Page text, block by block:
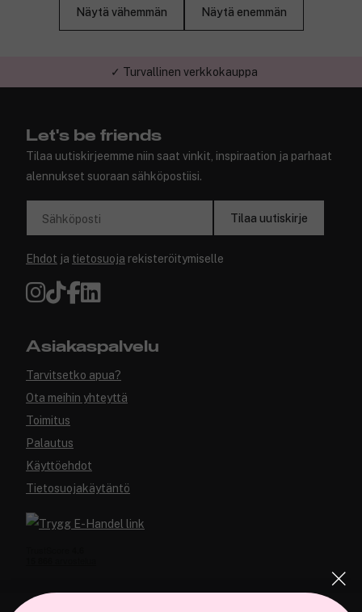
Näytä vähemmän Näytä enemmän
✓ Turvallinen verkkokauppa
Let's be friends
Tilaa uutiskirjeemme niin saat vinkit, inspiraation ja parhaat
alennukset suoraan sähköpostiisi.
Sähköposti Tilaa uutiskirje
Ehdot ja tietosuoja rekisteröitymiselle
Asiakaspalvelu
Tarvitsetko apua?
Ota meihin yhteyttä
Toimitus
Palautus
Käyttöehdot
Tietosuojakäytäntö